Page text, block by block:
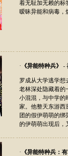
着无耻加无赖的标
暧昧异能和病毒，
· 《异能特种兵》 -
罗成从大学逃学
老林深处隐藏着的
小混混，与中学的
家。他整天东游西
团的假伊萌萌的
的伊萌萌出现后，
· 《异能特种兵：